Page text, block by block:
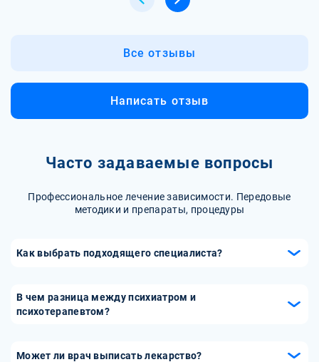
Все отзывы
Написать отзыв
Часто задаваемые вопросы
Профессиональное лечение зависимости. Передовые
методики и препараты, процедуры
Как выбрать подходящего специалиста?
для успешного лечения. При выборе обратите внимание
на квалификацию, опыт работы и специализацию врача-
специалиста, с которым вы будете чувствовать себя
В чем разница между психиатром и
психотерапевтом?
в области психического здоровья. Психиатр является
Может ли врач выписать лекарство?